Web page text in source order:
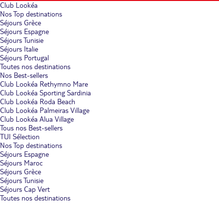
Club Lookéa
Nos Top destinations
Séjours Grèce
Séjours Espagne
Séjours Tunisie
Séjours Italie
Séjours Portugal
Toutes nos destinations
Nos Best-sellers
Club Lookéa Rethymno Mare
Club Lookéa Sporting Sardinia
Club Lookéa Roda Beach
Club Lookéa Palmeiras Village
Club Lookéa Alua Village
Tous nos Best-sellers
TUI Sélection
Nos Top destinations
Séjours Espagne
Séjours Maroc
Séjours Grèce
Séjours Tunisie
Séjours Cap Vert
Toutes nos destinations